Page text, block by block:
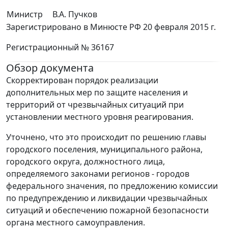
Министр
В.А. Пучков
Зарегистрировано в Минюсте РФ 20 февраля 2015 г.
Регистрационный № 36167
Обзор документа
Скорректирован порядок реализации
дополнительных мер по защите населения и
территорий от чрезвычайных ситуаций при
установлении местного уровня реагирования.
Уточнено, что это происходит по решению главы
городского поселения, муниципального района,
городского округа, должностного лица,
определяемого законами регионов - городов
федерального значения, по предложению комиссии
по предупреждению и ликвидации чрезвычайных
ситуаций и обеспечению пожарной безопасности
органа местного самоуправления.